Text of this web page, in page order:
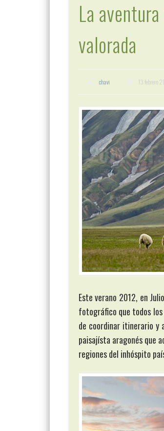
La
valorada
chavi 13 febrero
Este verano 2012, en
fotográfico que todos los
de coordinar itinerario y
paisajísta aragonés que
regiones del inhóspito